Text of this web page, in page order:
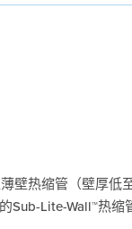
壁热缩管（壁厚低
Sub-Lite-Wall™热缩